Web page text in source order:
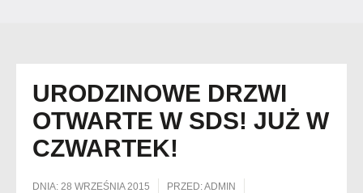
URODZINOWE DRZWI
OTWARTE W SDS! JUŻ W
CZWARTEK!
DNIA: 28 WRZEŚNIA 2015 PRZED:ADMIN